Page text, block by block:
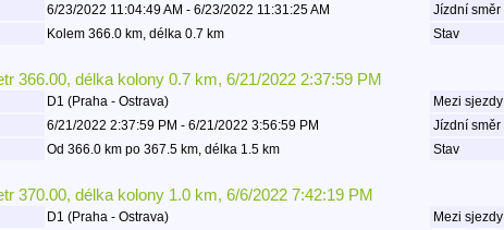
6/23/2022 11:04:49 AM - 6/23/2022 11:31:25 AM Jízdní směr
Kolem 366.0 km, délka 0.7 km Stav
366.00, délka kolony 0.7 km, 6/21/2022 2:37:59 PM
D1 (Praha - Ostrava) Mezi sjezdy
6/21/2022 2:37:59 PM - 6/21/2022 3:56:59 PM Jízdní směr
Od 366.0 km po 367.5 km, délka 1.5 km Stav
370.00, délka kolony 1.0 km, 6/6/2022 7:42:19 PM
D1 (Praha - Ostrava) Mezi sjezdy